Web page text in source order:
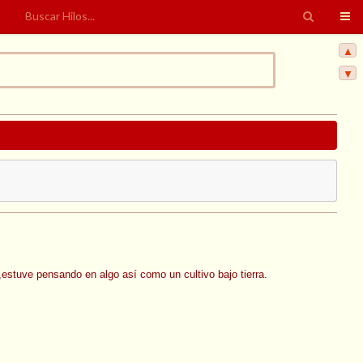
pensando en algo así como un cultivo bajo tierra.
▲
▼